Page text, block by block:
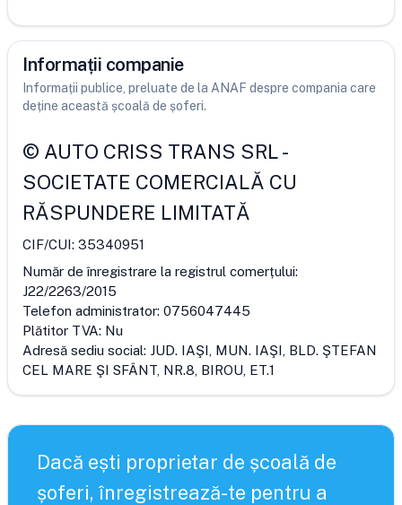
Informații companie
Informații publice, preluate de la ANAF despre compania care
deține această școală de șoferi.
© AUTO CRISS TRANS SRL-
SOCIETATE COMERCIALĂ CU
RĂSPUNDERE LIMITATĂ
CIF/CUI: 35340951
Număr de înregistrare la registrul comerțului:
J22/2263/2015
Telefon administrator: 0756047445
Plătitor TVA: Nu
Adresă sediu social: JUD. IAŞI, MUN. IAŞI, BLD. ŞTEFAN
CEL MARE ŞI SFÂNT, NR.8, BIROU, ET.1
Dacă ești proprietar de școală de
șoferi, înregistrează-te pentru a